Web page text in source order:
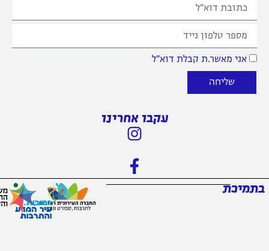
אני מאשר.ת קבלת דוא״ל
שליחה
עקבו אחרינו
בתמיכת